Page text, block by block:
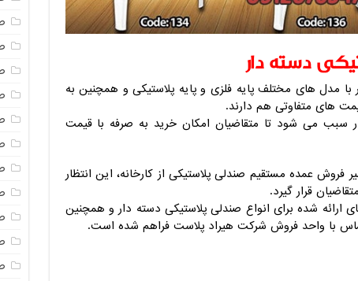
دسته دار
با مدل های مختلف پایه فلزی و پایه پلاستیکی و همچنین به
های متفاوتی هم دارند.
سبب می شود تا متقاضیان امکان خرید به صرفه با قیمت
عمده مستقیم صندلی پلاستیکی از کارخانه، این انتظار
قرار گیرد.
ارائه شده برای انواع صندلی پلاستیکی دسته دار و همچنین
با واحد فروش شرکت هیراد پلاست فراهم شده است.